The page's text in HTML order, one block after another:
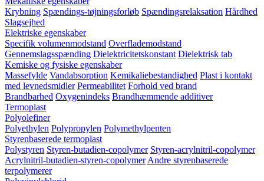
Krybning Spændings-tøjningsforløb Spændingsrelaksation Hårdhed
Slagsejhed
Elektriske egenskaber
Specifik volumenmodstand Overflademodstand
Gennemslagsspænding Dielektricitetskonstant Dielektrisk tab
Kemiske og fysiske egenskaber
Massefylde Vandabsorption Kemikaliebestandighed Plast i kontakt
med levnedsmidler Permeabilitet Forhold ved brand
Brandbarhed Oxygenindeks Brandhæmmende additiver
Termoplast
Polyolefiner
Polyethylen Polypropylen Polymethylpenten
Styrenbaserede termoplast
Polystyren Styren-butadien-copolymer Styren-acrylnitril-copolymer
Acrylnitril-butadien-styren-copolymer Andre styrenbaserede
terpolymerer